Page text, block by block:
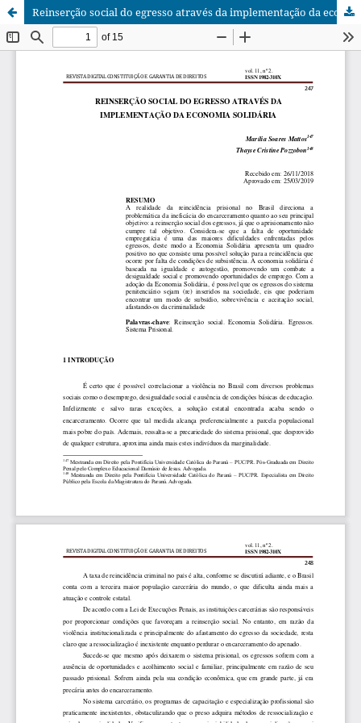
Reinserção social do egresso através da implementação da economia solidária